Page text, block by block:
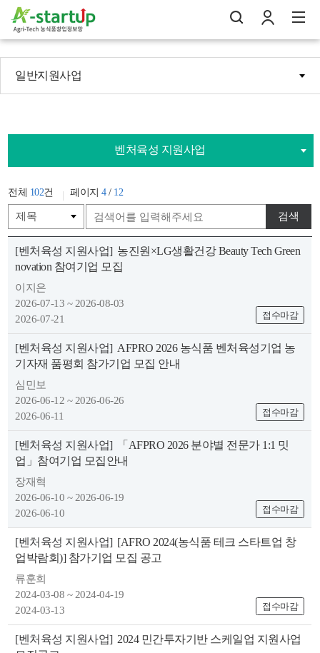
창
그
인
체
일반지원사업
벤처육성 지원사업
전체 102건 페이지4/ 12
검색
[벤처육성 지원사업] 농진원×LG생활건강 Beauty Tech Green
novation 참여기업 모집
이지은
2026-07-13 ~ 2026-08-03
2026-07-21
접수마감
[벤처육성 지원사업] AFPRO 2026 농식품 벤처육성기업 농
기자재 품평회 참가기업 모집 안내
심민보
2026-06-12 ~ 2026-06-26
2026-06-11
접수마감
[벤처육성 지원사업]
「AFPRO 2026 분야별 전문가 1:1 밋
업」참여기업 모집안내
장재혁
2026-06-10 ~ 2026-06-19
2026-06-10
접수마감
[벤처육성 지원사업] [AFRO 2024(농식품 테크 스타트업 창
업박람회)] 참가기업 모집 공고
류훈희
2024-03-08 ~ 2024-04-19
2024-03-13
접수마감
[벤처육성 지원사업] 2024 민간투자기반 스케일업 지원사업